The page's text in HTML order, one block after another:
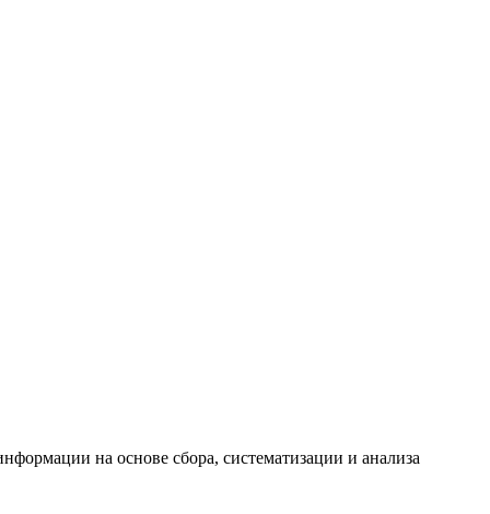
на основе сбора, систематизации и анализа